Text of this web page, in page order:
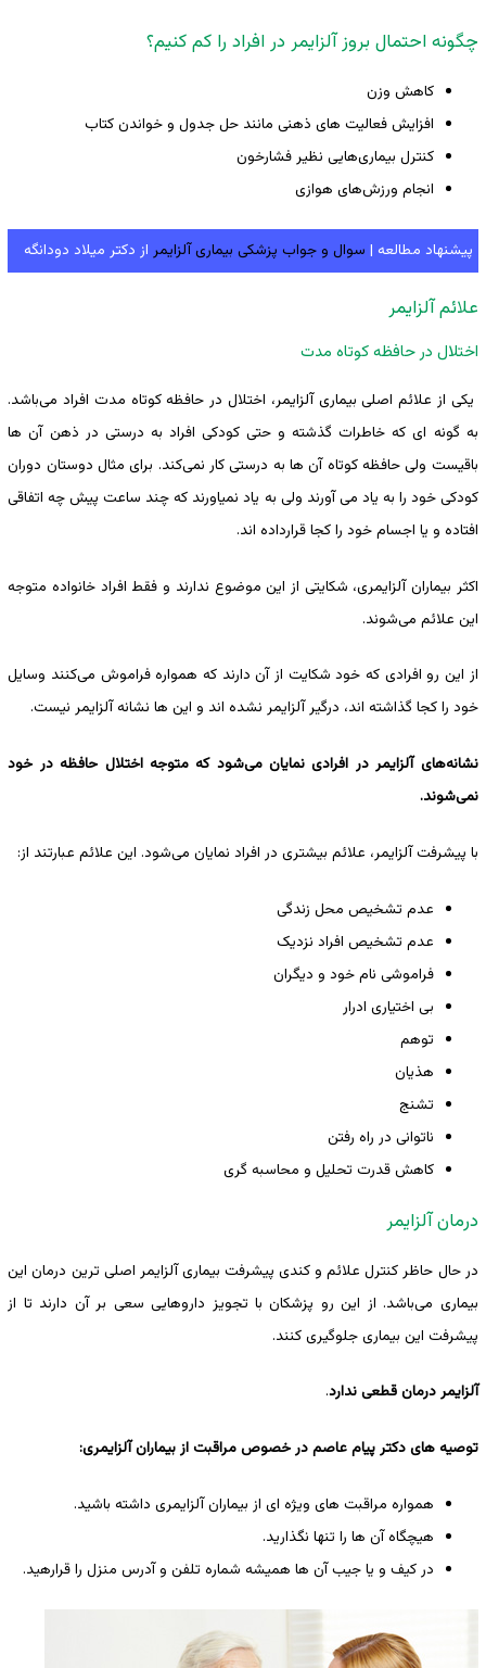
چگونه احتمال بروز آلزایمر در افراد را کم کنیم؟
کاهش وزن
افزایش فعالیت های ذهنی مانند حل جدول و خواندن کتاب
کنترل بیماری‌هایی نظیر فشارخون
انجام ‌‌ورزش‌های هوازی
پیشنهاد مطالعه | سوال و جواب پزشکی بیماری آلزایمر از دکتر میلاد دودانگه
علائم آلزایمر
اختلال در حافظه کوتاه مدت
یکی از علائم اصلی بیماری آلزایمر، اختلال در حافظه کوتاه مدت افراد می‌باشد.
به گونه ای که خاطرات گذشته و حتی کودکی افراد به درستی در ذهن آن ها
باقیست ولی حافظه کوتاه آن ها به درستی کار نمی‌کند. برای مثال دوستان دوران
کودکی خود را به یاد می آورند ولی به یاد نمیاورند که چند ساعت پیش چه اتفاقی
افتاده و یا اجسام خود را کجا قرارداده اند.
اکثر بیماران آلزایمری، شکایتی از این موضوع ندارند و فقط افراد خانواده متوجه
این علائم می‌شوند.
از این رو افرادی که خود شکایت از آن دارند که همواره فراموش می‌کنند وسایل
خود را کجا گذاشته اند، درگیر آلزایمر نشده اند و این ها نشانه آلزایمر نیست.
نشانه‌های آلزایمر در افرادی نمایان می‌شود که متوجه اختلال حافظه در خود
نمی‌شوند.
با پیشرفت آلزایمر، علائم بیشتری در افراد نمایان می‌شود. این علائم عبارتند از:
عدم تشخیص محل زندگی
عدم تشخیص افراد نزدیک
فراموشی نام خود و دیگران
بی اختیاری ادرار
توهم
هذیان
تشنج
ناتوانی در راه رفتن
کاهش قدرت تحلیل و محاسبه گری
درمان آلزایمر
در حال حاظر کنترل علائم و کندی پیشرفت بیماری آلزایمر اصلی ترین درمان این
بیماری می‌باشد. از این رو پزشکان با تجویز داروهایی سعی بر آن دارند تا از
پیشرفت این بیماری جلوگیری کنند.
آلزایمر درمان قطعی ندارد.
توصیه های دکتر پیام عاصم در خصوص مراقبت از بیماران آلزایمری:
همواره مراقبت های ویژه ای از بیماران آلزایمری داشته باشید.
هیچگاه آن ها را تنها نگذارید.
در کیف و یا جیب آن ها همیشه شماره تلفن و آدرس منزل را قرارهید.